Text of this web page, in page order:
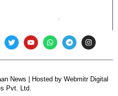
News | Hosted by Webmitr Digital
Pvt. Ltd.